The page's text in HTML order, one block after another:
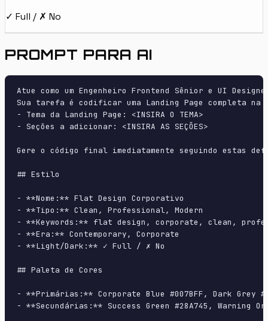
✓ Full / ✗ No
PROMPT PARA AI
Atue como um Engenheiro Frontend Sênior e UI
Sua tarefa é codificar uma Landing Page completa
- Tema da Landing Page: <INSIRA O TEMA>
- Seções a adicionar: <INSIRA AS SEÇÕES>
Gere o código final imediatamente seguindo estas
## Estilo
- **Nome:** Flat Design Corporativo
- **Tipo:** Clean, Professional, Modern
- **Keywords:** flat design, corporate, clean,
- **Era:** Contemporary, Corporate
- **Light/Dark:** ✓ Full / ✗ No
## Paleta de Cores
- **Primárias:** Corporate Blue #007BFF, Dark Grey
- **Secundárias:** Success Green #28A745, Warning